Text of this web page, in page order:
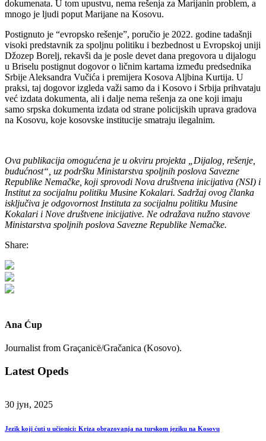
dokumenata. U tom upustvu, nema rešenja za Marijanin problem, a
mnogo je ljudi poput Marijane na Kosovu.
Postignuto je “evropsko rešenje”, poručio je 2022. godine tadašnji
visoki predstavnik za spoljnu politiku i bezbednost u Evropskoj uniji
Džozep Borelj, rekavši da je posle devet dana pregovora u dijalogu
u Briselu postignut dogovor o ličnim kartama između predsednika
Srbije Aleksandra Vučića i premijera Kosova Aljbina Kurtija. U
praksi, taj dogovor izgleda važi samo da i Kosovo i Srbija prihvataju
već izdata dokumenta, ali i dalje nema rešenja za one koji imaju
samo srpska dokumenta izdata od strane policijskih uprava gradova
na Kosovu, koje kosovske institucije smatraju ilegalnim.
Ova publikacija omogućena je u okviru projekta „Dijalog, rešenje,
budućnost“, uz podršku Ministarstva spoljnih poslova Savezne
Republike Nemačke, koji sprovodi Nova društvena inicijativa (NSI) i
Institut za socijalnu politiku Musine Kokalari. Sadržaj ovog članka
isključiva je odgovornost Instituta za socijalnu politiku Musine
Kokalari i Nove društvene inicijative. Ne odražava nužno stavove
Ministarstva spoljnih poslova Savezne Republike Nemačke.
Share:
Ana Ćup
Journalist from Graçanicë/Gračanica (Kosovo).
Latest Opeds
30 јун, 2025
Jezik koji ćuti u učionici: Kriza obrazovanja na turskom jeziku na Kosovu